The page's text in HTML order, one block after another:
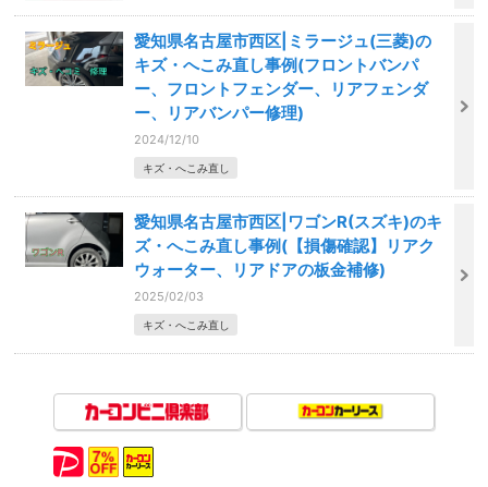
愛知県名古屋市西区|ミラージュ(三菱)の
キズ・へこみ直し事例(フロントバンパ
ー、フロントフェンダー、リアフェンダ
ー、リアバンパー修理)
2024/12/10
キズ・へこみ直し
愛知県名古屋市西区|ワゴンR(スズキ)のキ
ズ・へこみ直し事例(【損傷確認】リアク
ウォーター、リアドアの板金補修)
2025/02/03
キズ・へこみ直し